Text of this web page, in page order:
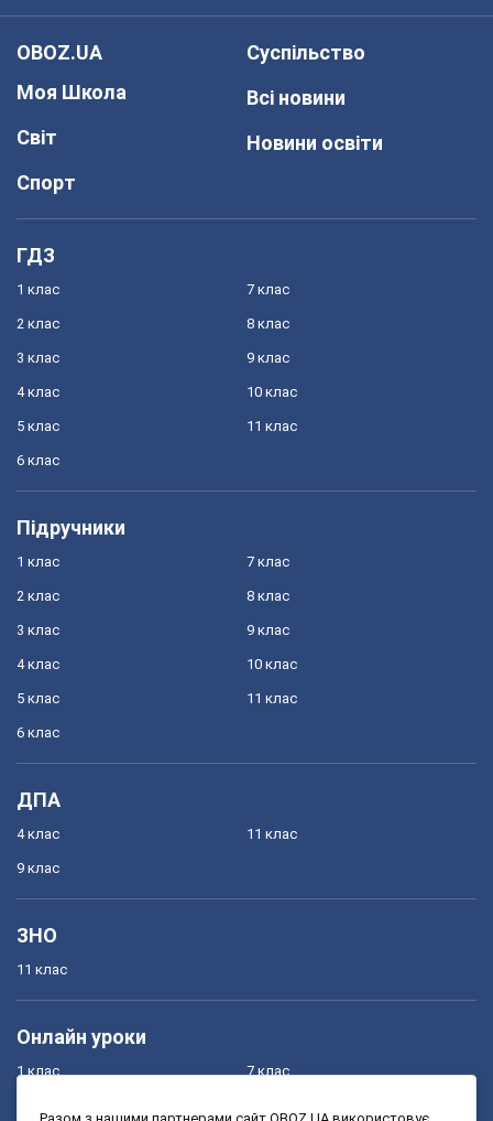
OBOZ.UA
Моя Школа
Світ
Спорт
Суспільство
Всі новини
Новини освіти
ГДЗ
1 клас
2 клас
3 клас
4 клас
5 клас
6 клас
7 клас
8 клас
9 клас
10 клас
11 клас
Підручники
1 клас
2 клас
3 клас
4 клас
5 клас
6 клас
7 клас
8 клас
9 клас
10 клас
11 клас
ДПА
4 клас
9 клас
11 клас
ЗНО
11 клас
Онлайн уроки
1 клас 7 клас